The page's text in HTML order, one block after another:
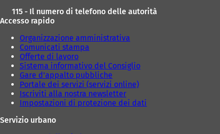
115 - Il numero di telefono delle autorità
Accesso rapido
Organizzazione amministrativa
Comunicati stampa
Offerte di lavoro
Sistema informativo del Consiglio
Gare d'appalto pubbliche
Portale dei servizi (servizi online)
Iscriviti alla nostra newsletter
Impostazioni di protezione dei dati
Servizio urbano